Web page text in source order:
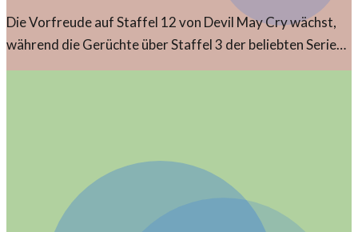
Die Vorfreude auf Staffel 12 von Devil May Cry wächst,
während die Gerüchte über Staffel 3 der beliebten Serie
an Intensität gewinnen. Fans können sich auf spannende